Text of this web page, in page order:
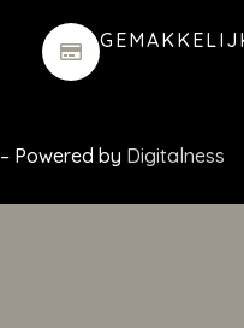
– Powered by Digitalness